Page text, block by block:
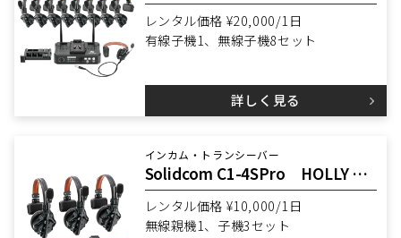
レンタル価格 ¥20,000/1日
有線子機1、無線子機8セット
詳しく見る
インカム・トランシーバー
Solidcom C1-4SPro HOLLY LAND
レンタル価格 ¥10,000/1日
無線親機1、子機3セット